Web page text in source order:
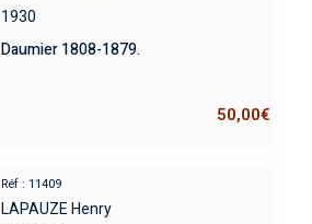
1930
Daumier 1808-1879.
50,00€
Réf : 11409
LAPAUZE Henry